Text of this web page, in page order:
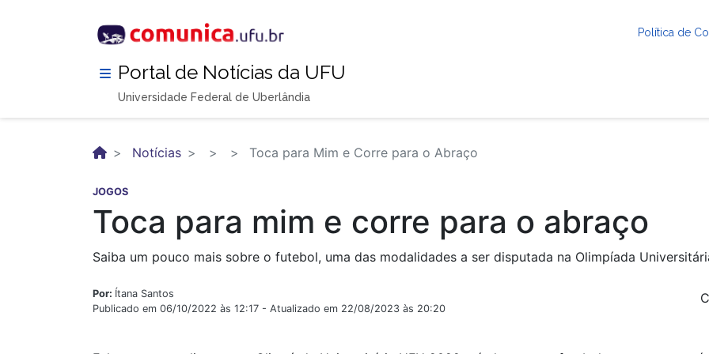
Política de
Portal de Notícias da UFU
Universidade Federal de Uberlândia
Notícias Toca para Mim e Corre para o Abraço
JOGOS
Toca para mim e corre para o abraço
Saiba um pouco mais sobre o futebol, uma das modalidades a ser disputada na Olimpíada
Por: Ítana Santos
Publicado em 06/10/2022 às 12:17 - Atualizado em 22/08/2023 às 20:20